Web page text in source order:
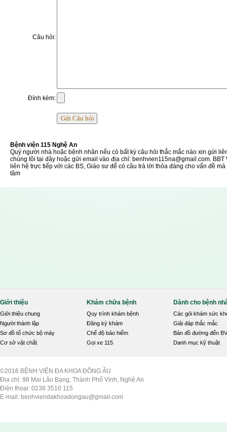
Câu hỏi:
Đính kèm:
Bệnh viện 115 Nghệ An
Quý người nhà hoặc bệnh nhân nếu có bất kỳ câu hỏi thắc mắc nào xin gửi
chúng tôi tại đây hoặc gửi email vào địa chỉ: benhvien115na@gmail.com. BBT
liên hệ trực tiếp với các BS, Giáo sư để có câu trả lời thỏa đáng cho vấn đề
tâm
Giới thiệu
Giới thiệu chung
Người thành lập
Sơ đồ tổ chức bộ máy
Cơ sở vật chất
Khám chữa bệnh
Quy trình khám bệnh
Đăng ký khám
Chế độ bảo hiểm
Gọi xe 115
Dành cho bệnh
Các gói khám sức
Giải đáp thắc mắc
Bản đồ đường đến BV
Danh mục kỹ thuật
©2016 BỆNH VIỆN ĐA KHOA ĐÔNG ÂU
Địa chỉ: 98 Mai Lão Bạng, Thành Phố Vinh, Nghệ An
Điện thoại: 0238 3510 115
E-mail: benhviendakhoadongau@gmail.com